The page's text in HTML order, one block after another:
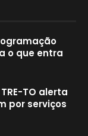
o que entra
TO alerta
por serviços